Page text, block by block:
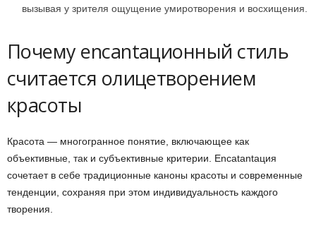
вызывая у зрителя ощущение умиротворения и восхищения.
Почему encantaционный стиль
считается олицетворением
красоты
Красота — многогранное понятие, включающее как
объективные, так и субъективные критерии. Encatantaция
сочетает в себе традиционные каноны красоты и современные
тенденции, сохраняя при этом индивидуальность каждого
творения.